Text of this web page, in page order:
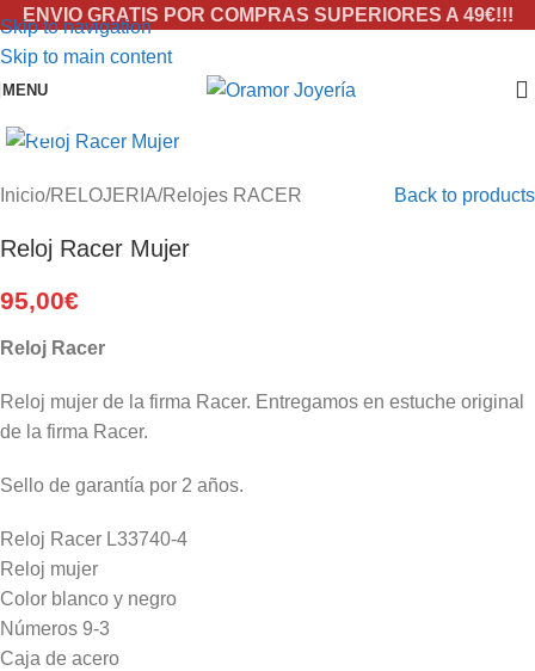
Skip to navigation
Skip to main content
ENVIO GRATIS POR COMPRAS SUPERIORES A 49€!!!
MENU
Inicio/RELOJERIA/Relojes RACER Back to products
Reloj Racer Mujer
95,00€
Reloj Racer
Reloj mujer de la firma Racer. Entregamos en estuche original
de la firma Racer.
Sello de garantía por 2 años.
Reloj Racer L33740-4
Reloj mujer
Color blanco y negro
Números 9-3
Caja de acero